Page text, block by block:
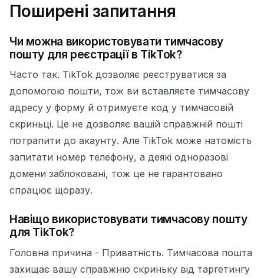
Поширені запитання
Чи можна використовувати тимчасову
пошту для реєстрації в TikTok?
Часто так. TikTok дозволяє реєструватися за
допомогою пошти, тож ви вставляєте тимчасову
адресу у форму й отримуєте код у тимчасовій
скриньці. Це не дозволяє вашій справжній пошті
потрапити до акаунту. Але TikTok може натомість
запитати номер телефону, а деякі одноразові
домени заблоковані, тож це не гарантовано
спрацює щоразу.
Навіщо використовувати тимчасову пошту
для TikTok?
Головна причина - Приватність. Тимчасова пошта
захищає вашу справжню скриньку від таргетингу